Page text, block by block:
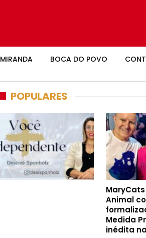
BOCA DO POVO
POPULARES
Animal
Medida
inédita